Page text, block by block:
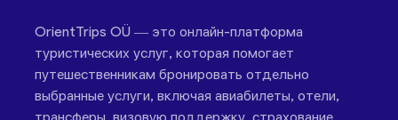
OrientTrips OÜ — это онлайн-платформа
туристических услуг, которая помогает
путешественникам бронировать отдельно
выбранные услуги, включая авиабилеты, отели,